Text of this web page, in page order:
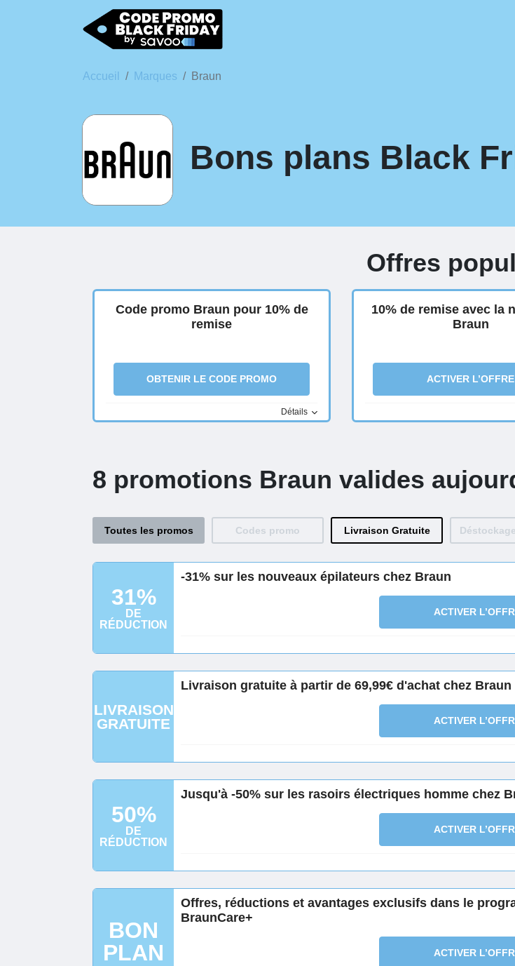
Accueil Marques Braun
Bons plans Black
Offres
Code promo Braun pour 10% de
remise
OBTENIR LE CODE PROMO
Détails
10% de remise avec la
Braun
ACTIVER L’OFFRE
8 promotions Braun valides
Toutes les promos Codes promo Livraison Gratuite
31%
DE
RÉDUCTION
-31% sur les nouveaux épilateurs chez Braun
ACTIVER
LIVRAISON
GRATUITE
Livraison gratuite à partir de 69,99€ d'achat chez Braun
ACTIVER
50%
DE
RÉDUCTION
Jusqu'à -50% sur les rasoirs électriques homme chez
ACTIVER
BON
PLAN
Offres, réductions et avantages exclusifs dans le
BraunCare+
ACTIVER